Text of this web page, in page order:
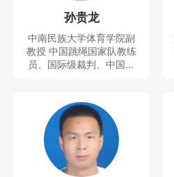
孙贵龙
中南民族大学体育学院副
教授 中国跳绳国家队教练
员、国际级裁判、中国民
民族体育协会民族体育理
论与文化推广委员会副秘
书长、全国学校体育联盟
（教学改革）首席专家等
职务，近5年培养跳绳世界
冠军5人，全国冠军40多